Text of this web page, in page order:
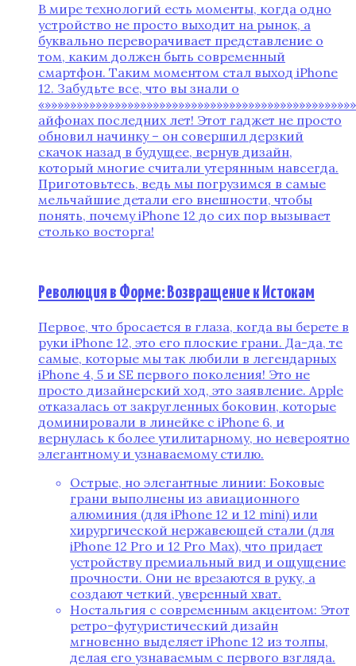
В мире технологий есть моменты‚ когда одно
устройство не просто выходит на рынок‚ а
буквально переворачивает представление о
том‚ каким должен быть современный
смартфон. Таким моментом стал выход iPhone
12. Забудьте все‚ что вы знали о
айфонах последних лет! Этот гаджет не просто
обновил начинку – он совершил дерзкий
скачок назад в будущее‚ вернув дизайн‚
который многие считали утерянным навсегда.
Приготовьтесь‚ ведь мы погрузимся в самые
мельчайшие детали его внешности‚ чтобы
понять‚ почему iPhone 12 до сих пор вызывает
столько восторга!
Революция в Форме: Возвращение к Истокам
Первое‚ что бросается в глаза‚ когда вы берете в
руки iPhone 12‚ это его плоские грани. Да-да‚ те
самые‚ которые мы так любили в легендарных
iPhone 4‚ 5 и SE первого поколения! Это не
просто дизайнерский ход‚ это заявление. Apple
отказалась от закругленных боковин‚ которые
доминировали в линейке с iPhone 6‚ и
вернулась к более утилитарному‚ но невероятно
элегантному и узнаваемому стилю.
Острые‚ но элегантные линии: Боковые
грани выполнены из авиационного
алюминия (для iPhone 12 и 12 mini) или
хирургической нержавеющей стали (для
iPhone 12 Pro и 12 Pro Max)‚ что придает
устройству премиальный вид и ощущение
прочности. Они не врезаются в руку‚ а
создают четкий‚ уверенный хват.
Ностальгия с современным акцентом: Этот
ретро-футуристический дизайн
мгновенно выделяет iPhone 12 из толпы‚
делая его узнаваемым с первого взгляда.